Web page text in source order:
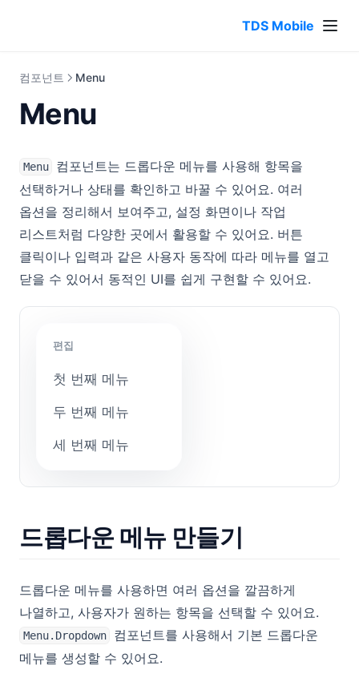
TDS Mobile
컴포넌트 Menu
Menu
Menu
컴포넌트는 드롭다운 메뉴를 사용해 항목을
선택하거나 상태를 확인하고 바꿀 수 있어요. 여러
옵션을 정리해서 보여주고, 설정 화면이나 작업
리스트처럼 다양한 곳에서 활용할 수 있어요. 버튼
클릭이나 입력과 같은 사용자 동작에 따라 메뉴를 열고
닫을 수 있어서 동적인 UI를 쉽게 구현할 수 있어요.
편집
첫 번째 메뉴
두 번째 메뉴
세 번째 메뉴
드롭다운 메뉴 만들기
드롭다운 메뉴를 사용하면 여러 옵션을 깔끔하게
나열하고, 사용자가 원하는 항목을 선택할 수 있어요.
Menu.Dropdown
컴포넌트를 사용해서 기본 드롭다운
메뉴를 생성할 수 있어요.